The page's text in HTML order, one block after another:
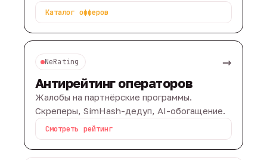
Каталог офферов
NeRating →
Антирейтинг операторов
Жалобы на партнёрские программы.
Скреперы, SimHash-дедуп, AI-обогащение.
Смотреть рейтинг